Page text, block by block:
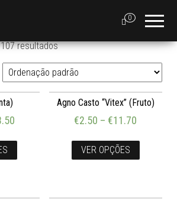
0
resultados
Agno Casto “Vitex” (Fruto)
€2.50 –€11.70
VER OPÇÕES